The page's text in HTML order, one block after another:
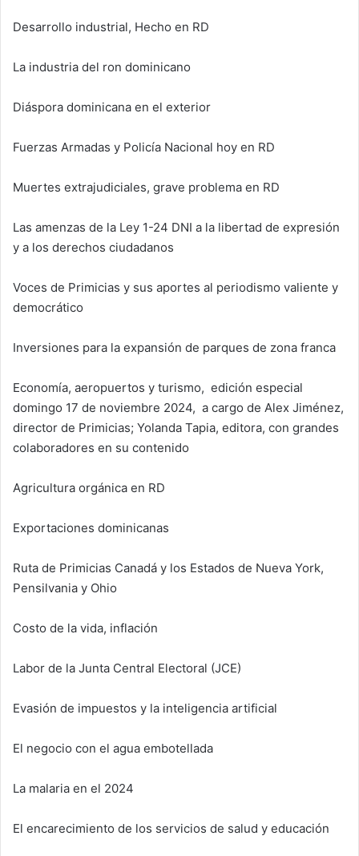
Desarrollo industrial, Hecho en RD
La industria del ron dominicano
Diáspora dominicana en el exterior
Fuerzas Armadas y Policía Nacional hoy en RD
Muertes extrajudiciales, grave problema en RD
Las amenzas de la Ley 1-24 DNI a la libertad de expresión
y a los derechos ciudadanos
Voces de Primicias y sus aportes al periodismo valiente y
democrático
Inversiones para la expansión de parques de zona franca
Economía, aeropuertos y turismo, edición especial
domingo 17 de noviembre 2024, a cargo de Alex Jiménez,
director de Primicias; Yolanda Tapia, editora, con grandes
colaboradores en su contenido
Agricultura orgánica en RD
Exportaciones dominicanas
Ruta de Primicias Canadá y los Estados de Nueva York,
Pensilvania y Ohio
Costo de la vida, inflación
Labor de la Junta Central Electoral (JCE)
Evasión de impuestos y la inteligencia artificial
El negocio con el agua embotellada
La malaria en el 2024
El encarecimiento de los servicios de salud y educación